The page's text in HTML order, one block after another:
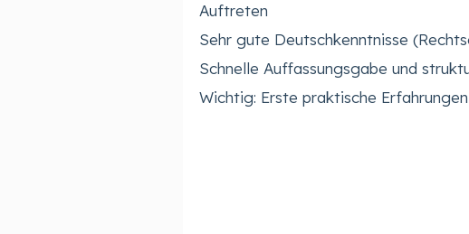
Auftreten
Sehr gute Deutschkenntnisse
Schnelle Auffassungsgabe und
Wichtig: Erste praktische